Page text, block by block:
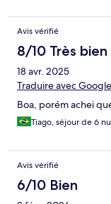
Avis vérifié
8/10 Très bien
18 avr. 2025
Traduire avec Google
Boa, porém achei
Tiago, séjour de 6
Avis vérifié
6/10 Bien